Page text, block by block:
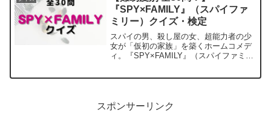
『SPY×FAMILY』（スパイファ
ミリー）クイズ・検定
スパイの男、殺し屋の女、超能力者の少
女が「仮初の家族」を築くホームコメデ
ィ。『SPY×FAMILY』（スパイファミリ
スポンサーリンク